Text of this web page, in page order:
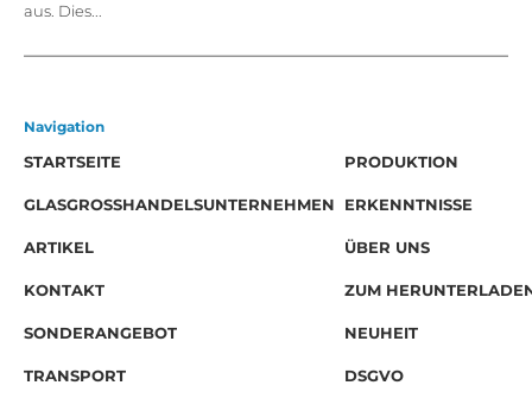
aus. Dies...
Navigation
STARTSEITE
PRODUKTION
GLASGROSSHANDELSUNTERNEHMEN ERKENNTNISSE
ARTIKEL ÜBER UNS
KONTAKT ZUM
SONDERANGEBOT NEUHEIT
TRANSPORT DSGVO